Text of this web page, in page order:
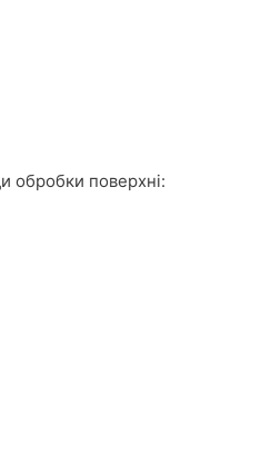
обробки поверхні: